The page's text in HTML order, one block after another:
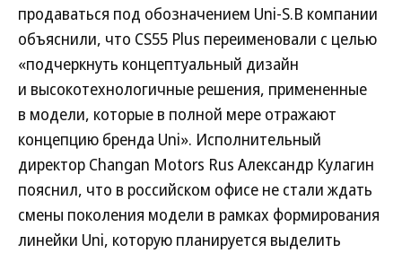
продаваться под обозначением Uni-S.В компании
объяснили, что CS55 Plus переименовали с целью
«подчеркнуть концептуальный дизайн
и высокотехнологичные решения, примененные
в модели, которые в полной мере отражают
концепцию бренда Uni». Исполнительный
директор Changan Motors Rus Александр Кулагин
пояснил, что в российском офисе не стали ждать
смены поколения модели в рамках формирования
линейки Uni, которую планируется выделить